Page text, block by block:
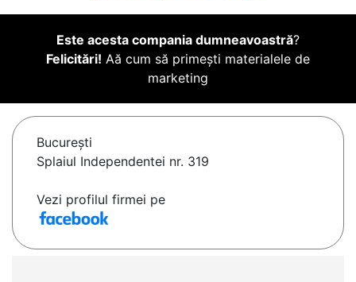
Este acesta compania dumneavoastră?
Felicitări! Aă cum să primești materialele de
marketing
Bucureşti
Splaiul Independentei nr. 319
Vezi profilul firmei pe